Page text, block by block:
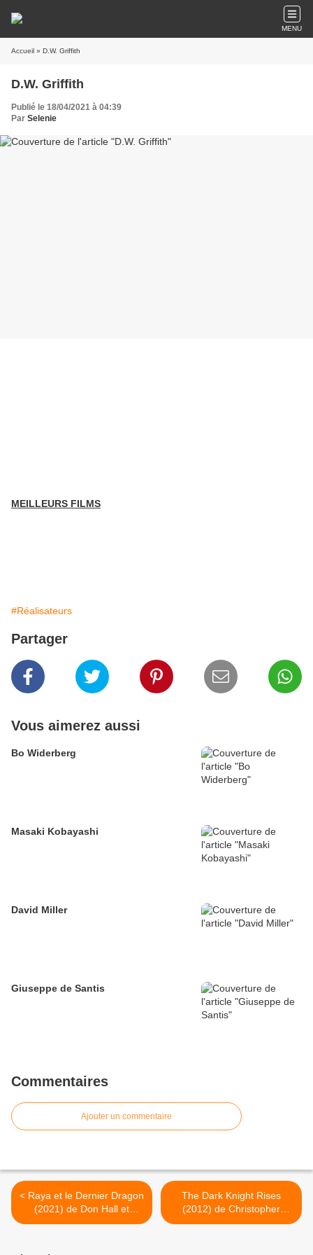
MENU
Accueil » D.W. Griffith
D.W. Griffith
Publié le 18/04/2021 à 04:39
Par Selenie
MEILLEURS FILMS
#Réalisateurs
Partager
Vous aimerez aussi
Bo Widerberg
Masaki Kobayashi
David Miller
Giuseppe de Santis
Commentaires
Ajouter un commentaire
< Raya et le Dernier Dragon
(2021) de Don Hall et
Carlos Lopez Estrada
The Dark Knight Rises
(2012) de Christopher
Nolan >